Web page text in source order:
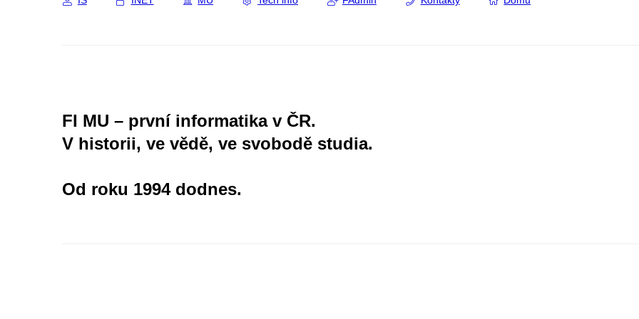
FI MU – první informatika v ČR.
V historii, ve vědě, ve svobodě studia.
Od roku 1994 dodnes.